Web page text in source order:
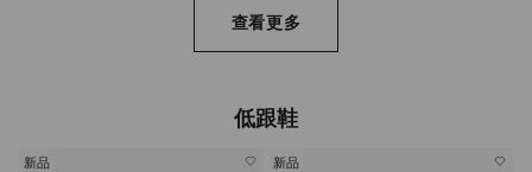
查看更多
低跟鞋
新品 新品